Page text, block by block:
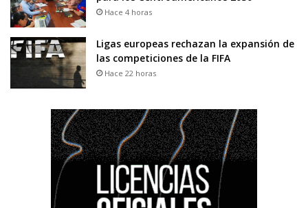
Hace 4 horas
Ligas europeas rechazan la expansión de
las competiciones de la FIFA
Hace 22 horas